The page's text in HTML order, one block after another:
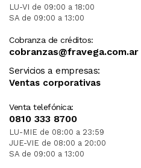
LU-VI de 09:00 a 18:00
SA de 09:00 a 13:00
Cobranza de créditos:
cobranzas@fravega.com.ar
Servicios a empresas:
Ventas corporativas
Venta telefónica:
0810 333 8700
LU-MIE de 08:00 a 23:59
JUE-VIE de 08:00 a 20:00
SA de 09:00 a 13:00